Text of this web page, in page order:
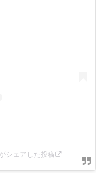
シェアした投稿